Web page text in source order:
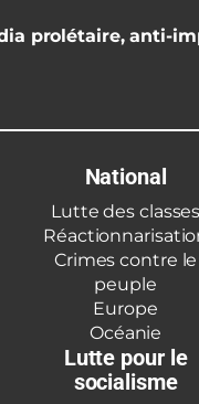
prolétaire, anti-
National
Lutte des classes
Crimes contre le
peuple
Europe
Océanie
Lutte pour le
socialisme